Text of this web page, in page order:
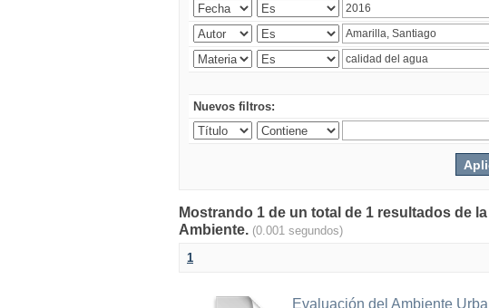
Nuevos filtros:
Mostrando 1 de un total de 1 resultados de
Ambiente. (0.001 segundos)
1
Evaluación del Ambiente